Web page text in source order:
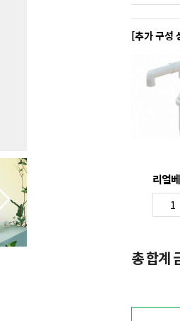
[추가 구성
리얼
총 합계